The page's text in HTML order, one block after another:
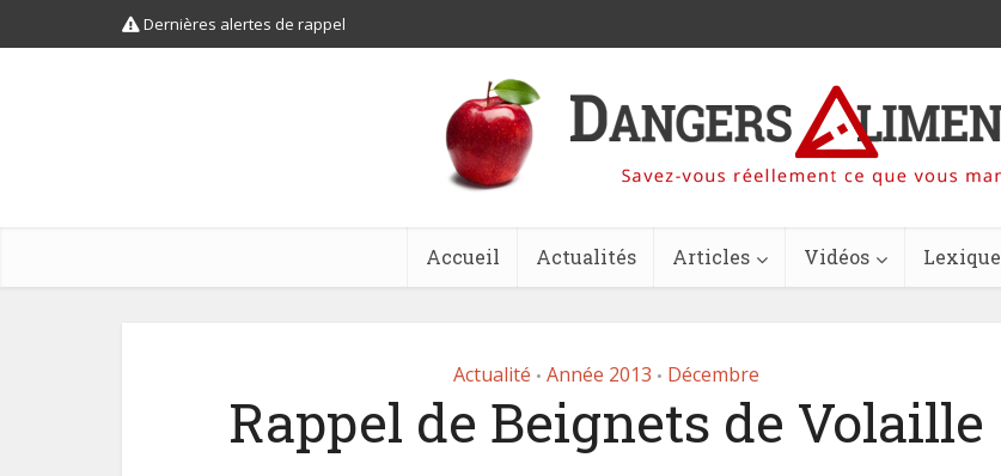
Dernières alertes de rappel
Accueil Actualités Articles Vidéos Lexique
Actualité • Année 2013 • Décembre
Rappel de Beignets de Volaille